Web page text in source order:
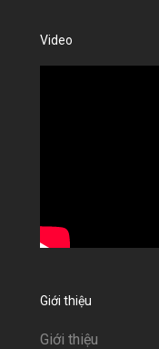
Video
Giới thiệu
Giới thiệu